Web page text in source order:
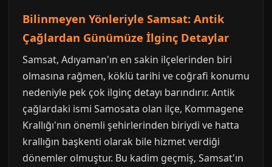
Bilinmeyen Yönleriyle Samsat: Antik
Çağlardan Günümüze İlginç Detaylar
Samsat, Adıyaman'ın en sakin ilçelerinden biri
olmasına rağmen, köklü tarihi ve coğrafi konumu
nedeniyle pek çok ilginç detayı barındırır. Antik
çağlardaki ismi Samosata olan ilçe, Kommagene
Krallığı'nın önemli şehirlerinden biriydi ve hatta
krallığın başkenti olarak bile hizmet verdiği
dönemler olmuştur. Bu kadim geçmiş, Samsat'ın